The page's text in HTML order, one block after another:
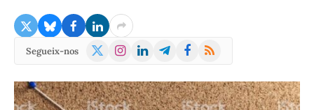
Segueix-nos
X
Instagram
LinkedInTelegramFacebook
RSS